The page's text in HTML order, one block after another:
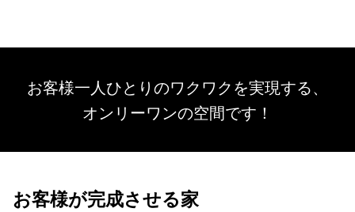
お客様一人ひとりのワクワクを実現する、
オンリーワンの空間です！
お客様が完成させる家